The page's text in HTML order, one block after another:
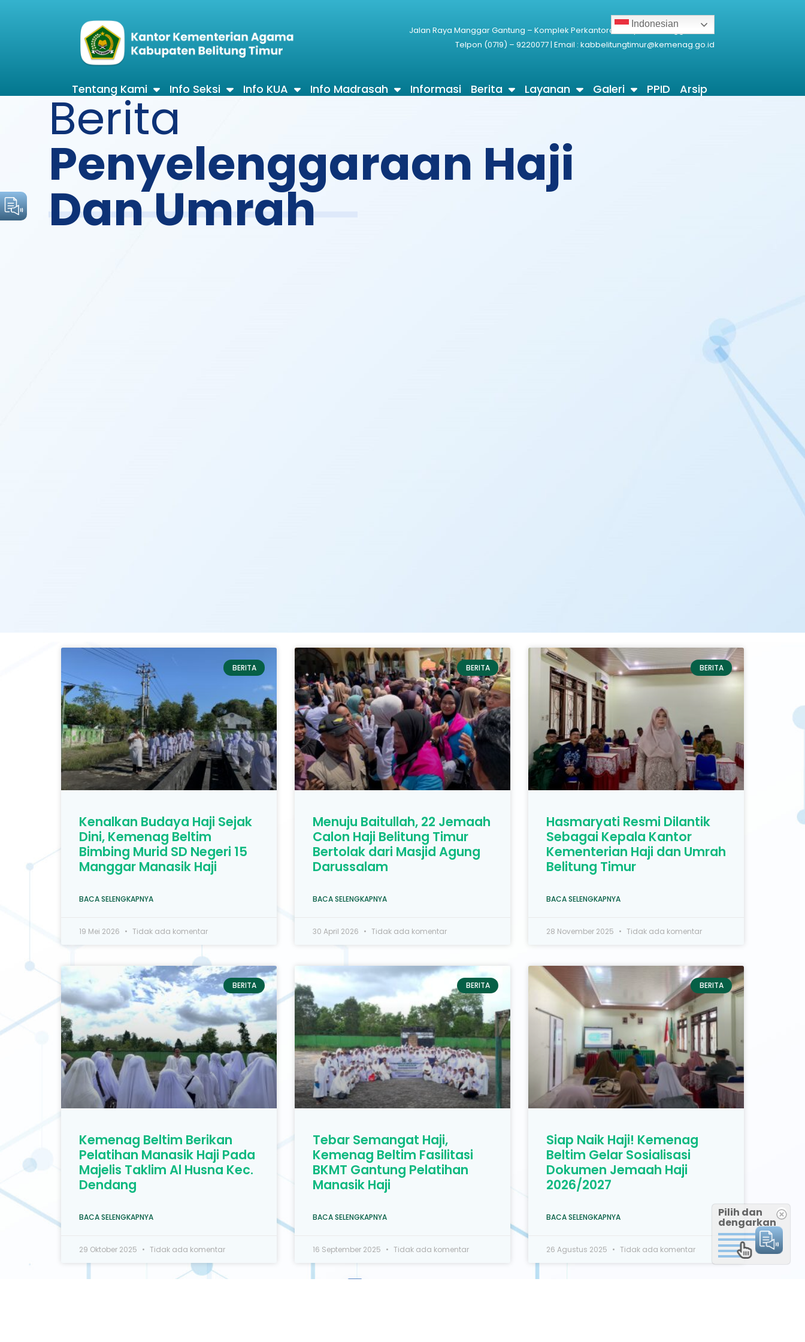
Jalan Raya Manggar Gantung – Komplek Perkantoran Terpadu Manggarawan
Telpon (0719) – 9220077 | Email : kabbelitungtimur@kemenag.go.id
Indonesian
Tentang Kami Info Seksi Info KUA Info Madrasah Informasi Berita Layanan Galeri PPID Arsip
Berita
Penyelenggaraan Haji
Dan Umrah
BERITA
Kenalkan Budaya Haji Sejak
Dini, Kemenag Beltim
Bimbing Murid SD Negeri 15
Manggar Manasik Haji
BACA SELENGKAPNYA
19 Mei 2026 Tidak ada komentar
BERITA
Menuju Baitullah, 22 Jemaah
Calon Haji Belitung Timur
Bertolak dari Masjid Agung
Darussalam
BACA SELENGKAPNYA
30 April 2026 Tidak ada komentar
BERITA
Hasmaryati Resmi Dilantik
Sebagai Kepala Kantor
Kementerian Haji dan Umrah
Belitung Timur
BACA SELENGKAPNYA
28 November 2025 Tidak ada komentar
BERITA
Kemenag Beltim Berikan
Pelatihan Manasik Haji Pada
Majelis Taklim Al Husna Kec.
Dendang
BACA SELENGKAPNYA
29 Oktober 2025 Tidak ada komentar
BERITA
Tebar Semangat Haji,
Kemenag Beltim Fasilitasi
BKMT Gantung Pelatihan
Manasik Haji
BACA SELENGKAPNYA
16 September 2025 Tidak ada komentar
BERITA
Siap Naik Haji! Kemenag
Beltim Gelar Sosialisasi
Dokumen Jemaah Haji
2026/2027
BACA SELENGKAPNYA
26 Agustus 2025 Tidak ada komentar
Pilih dan
dengarkan